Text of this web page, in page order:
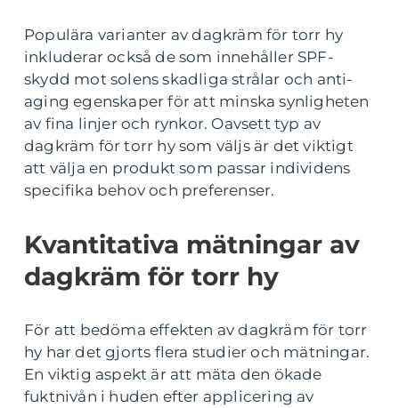
Populära varianter av dagkräm för torr hy
inkluderar också de som innehåller SPF-
skydd mot solens skadliga strålar och anti-
aging egenskaper för att minska synligheten
av fina linjer och rynkor. Oavsett typ av
dagkräm för torr hy som väljs är det viktigt
att välja en produkt som passar individens
specifika behov och preferenser.
Kvantitativa mätningar av
dagkräm för torr hy
För att bedöma effekten av dagkräm för torr
hy har det gjorts flera studier och mätningar.
En viktig aspekt är att mäta den ökade
fuktnivån i huden efter applicering av